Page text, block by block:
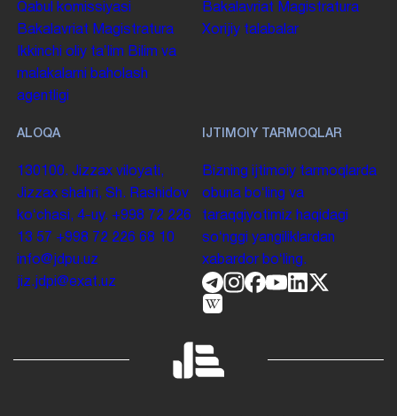
Qabul komissiyasi
Bakalavriat Magistratura
Ikkinchi oliy taʼlim Bilim va
malakalarni baholash
agentligi
Bakalavriat Magistratura
Xorijiy talabalar
ALOQA
130100. Jizzax viloyati,
Jizzax shahri, Sh. Rashidov
koʻchasi, 4-uy. +998 72 226
13 57 +998 72 226 68 10
info@jdpu.uz
jiz.jdpi@exat.uz
IJTIMOIY TARMOQLAR
Bizning ijtimoiy tarmoqlarda
obuna boʻling va
taraqqiyotimiz haqidagi
soʻnggi yangiliklardan
xabardor boʻling.